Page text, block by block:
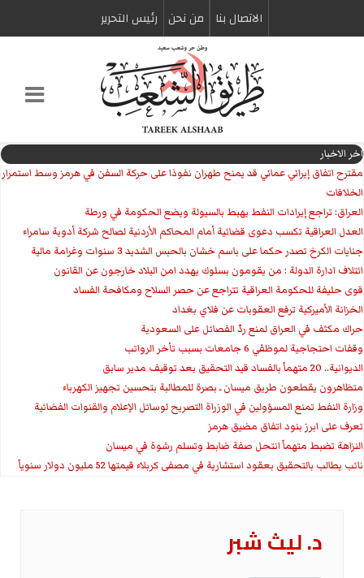
الاتصال بنا من نحن رئیس التحریر
اخر الاخبار
مقترح اتفاق إيراني عماني قد يمنح طهران نفوذا على حركة السفن في هرمز وسط استمرار
الخلافات
العراق: تراجع إيرادات النفط يهبط بالسيولة ويضع الحكومة في ورطة
العدل العراقية تكسب دعوى قضائية أمام المحاكم الأردنية لصالح شركة أدوية سامراء
جنايات الكرخ تصدر حكما على باسم خشان بالحبس الشديد 3 سنوات وغرامة مالية
ائتلاف ادارة الدولة : من يقومون بسلوك يهدد امن البلاد خارجون عن القانون
قوى حليفة للحكومة العراقية تتراجع عن حصر السلاح ومكافحة الفساد
الخزانة الأميركية ترفع العقوبات عن فلاي بغداد
حراك مكثف في العراق لمنع ردّ الفصائل على السعودية
وقفات احتجاجية لموظفي 6 جامعات بسبب تأخر الرواتب
الديوانية.. 20 متهماً بالفساد قيد التحقيق بعد توقيف مدير سابق
متظاهرون يقطعون طريق ميسان ـ بصرة للمطالبة بتحسين تجهيز الكهرباء
وزارة النفط تمنع المسؤولين في الوزراة التصريح لوسائل الإعلام والقنوات الفضائية
تعرف على ابرز بنود اتفاق مضيق هرمز
النزاهة تضبط متهماً انتحل صفة ضابط وتسلم رشوة في ميسان
نائب يطالب بالتحقيق بعقود استشارية في مصفى كربلاء قيمتها 52 مليون دولار سنوياً
د. ليث شبر